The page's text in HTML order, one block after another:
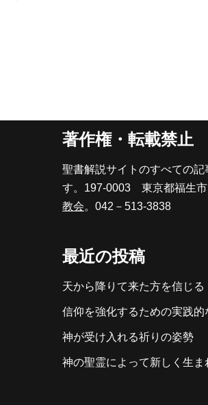
著作権・転載禁止
聖書解説サイトのすべての
す。197-0003 東京都福生
教会。042－513-3838
最近の投稿
天から降りて来た方を信じる
信仰を強化するための実践的
神が受け入れる祈りの姿勢
神の聖霊によって新しく生ま